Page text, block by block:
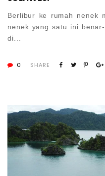
Berlibur ke rumah nenek
nenek yang satu ini
di...
0 SHARE